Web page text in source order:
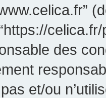
des
et/ou